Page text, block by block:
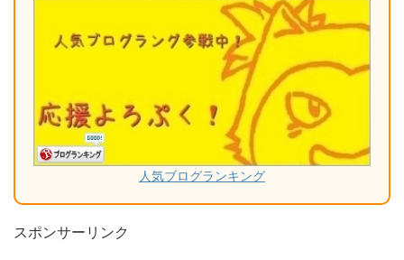
人気ブログランキング
スポンサーリンク